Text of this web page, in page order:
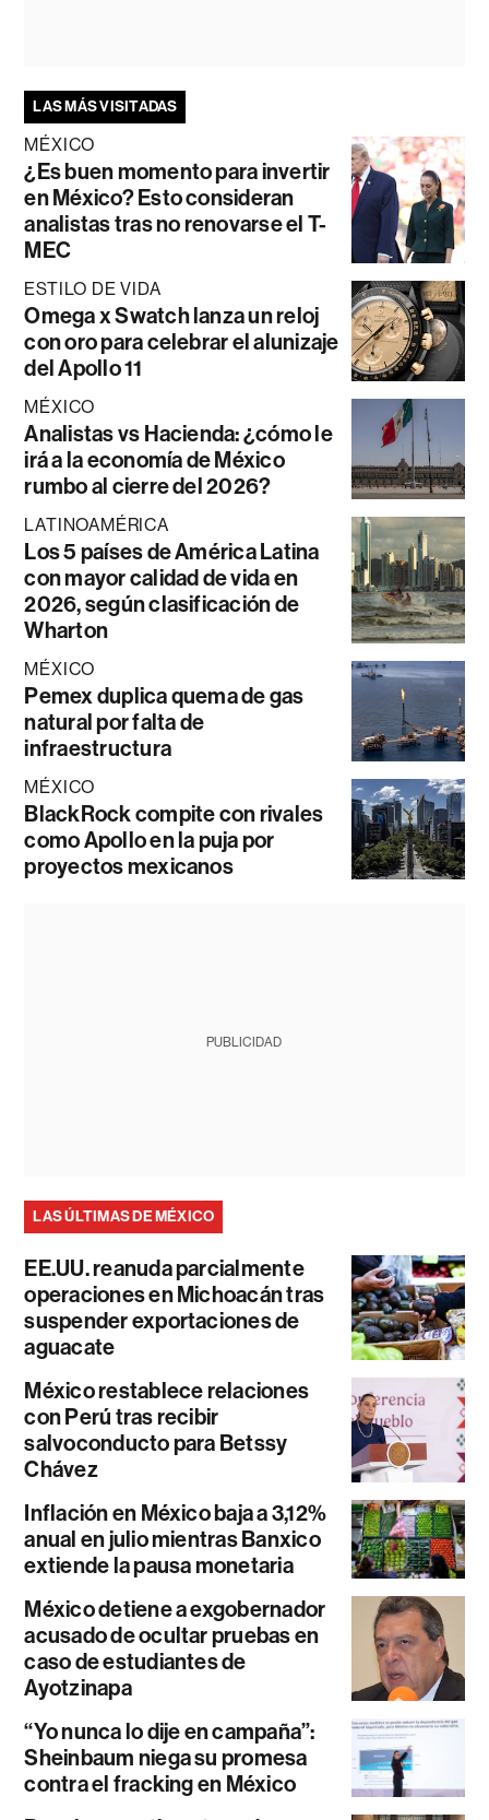
LAS MÁS VISITADAS
MÉXICO
¿Es buen momento para invertir
en México? Esto consideran
analistas tras no renovarse el T-
MEC
ESTILO DE VIDA
Omega x Swatch lanza un reloj
con oro para celebrar el alunizaje
del Apollo 11
MÉXICO
Analistas vs Hacienda: ¿cómo le
irá a la economía de México
rumbo al cierre del 2026?
LATINOAMÉRICA
Los 5 países de América Latina
con mayor calidad de vida en
2026, según clasificación de
Wharton
MÉXICO
Pemex duplica quema de gas
natural por falta de
infraestructura
MÉXICO
BlackRock compite con rivales
como Apollo en la puja por
proyectos mexicanos
PUBLICIDAD
LAS ÚLTIMAS DE MÉXICO
EE.UU. reanuda parcialmente
operaciones en Michoacán tras
suspender exportaciones de
aguacate
México restablece relaciones
con Perú tras recibir
salvoconducto para Betssy
Chávez
Inflación en México baja a 3,12%
anual en julio mientras Banxico
extiende la pausa monetaria
México detiene a exgobernador
acusado de ocultar pruebas en
caso de estudiantes de
Ayotzinapa
“Yo nunca lo dije en campaña”:
Sheinbaum niega su promesa
contra el fracking en México